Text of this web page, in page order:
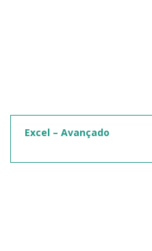
Excel – Avançado